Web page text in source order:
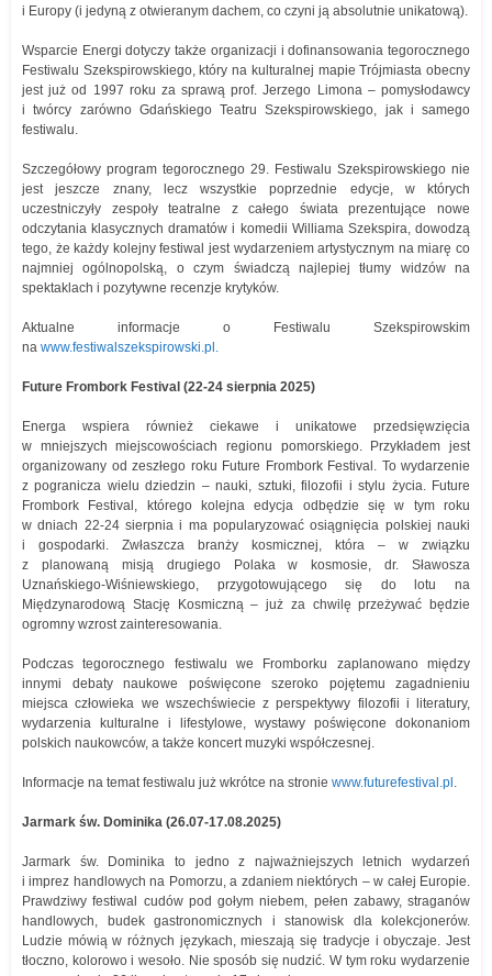
i Europy (i jedyną z otwieranym dachem, co czyni ją absolutnie unikatową).
Wsparcie Energi dotyczy także organizacji i dofinansowania tegorocznego
Festiwalu Szekspirowskiego, który na kulturalnej mapie Trójmiasta obecny
jest już od 1997 roku za sprawą prof. Jerzego Limona – pomysłodawcy
i twórcy zarówno Gdańskiego Teatru Szekspirowskiego, jak i samego
festiwalu.
Szczegółowy program tegorocznego 29. Festiwalu Szekspirowskiego nie
jest jeszcze znany, lecz wszystkie poprzednie edycje, w których
uczestniczyły zespoły teatralne z całego świata prezentujące nowe
odczytania klasycznych dramatów i komedii Williama Szekspira, dowodzą
tego, że każdy kolejny festiwal jest wydarzeniem artystycznym na miarę co
najmniej ogólnopolską, o czym świadczą najlepiej tłumy widzów na
spektaklach i pozytywne recenzje krytyków.
Aktualne informacje o Festiwalu Szekspirowskim
na www.festiwalszekspirowski.pl.
Future Frombork Festival (22-24 sierpnia 2025)
Energa wspiera również ciekawe i unikatowe przedsięwzięcia
w mniejszych miejscowościach regionu pomorskiego. Przykładem jest
organizowany od zeszłego roku Future Frombork Festival. To wydarzenie
z pogranicza wielu dziedzin – nauki, sztuki, filozofii i stylu życia. Future
Frombork Festival, którego kolejna edycja odbędzie się w tym roku
w dniach 22-24 sierpnia i ma popularyzować osiągnięcia polskiej nauki
i gospodarki. Zwłaszcza branży kosmicznej, która – w związku
z planowaną misją drugiego Polaka w kosmosie, dr. Sławosza
Uznańskiego-Wiśniewskiego, przygotowującego się do lotu na
Międzynarodową Stację Kosmiczną – już za chwilę przeżywać będzie
ogromny wzrost zainteresowania.
Podczas tegorocznego festiwalu we Fromborku zaplanowano między
innymi debaty naukowe poświęcone szeroko pojętemu zagadnieniu
miejsca człowieka we wszechświecie z perspektywy filozofii i literatury,
wydarzenia kulturalne i lifestylowe, wystawy poświęcone dokonaniom
polskich naukowców, a także koncert muzyki współczesnej.
Informacje na temat festiwalu już wkrótce na stronie www.futurefestival.pl
Jarmark św. Dominika (26.07-17.08.2025)
Jarmark św. Dominika to jedno z najważniejszych letnich wydarzeń
i imprez handlowych na Pomorzu, a zdaniem niektórych – w całej Europie.
Prawdziwy festiwal cudów pod gołym niebem, pełen zabawy, straganów
handlowych, budek gastronomicznych i stanowisk dla kolekcjonerów.
Ludzie mówią w różnych językach, mieszają się tradycje i obyczaje. Jest
tłoczno, kolorowo i wesoło. Nie sposób się nudzić. W tym roku wydarzenie